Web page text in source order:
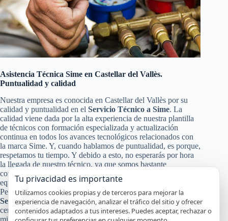
Asistencia Técnica Sime en Castellar del Vallès.
Puntualidad y calidad
Nuestra empresa es conocida en Castellar del Vallès por su
calidad y puntualidad en el Servicio Técnico a Sime. La
calidad viene dada por la alta experiencia de nuestra plantilla
de técnicos con formación especializada y actualización
continua en todos los avances tecnológicos relacionados con
la marca Sime. Y, cuando hablamos de puntualidad, es porque,
respetamos tu tiempo. Y debido a esto, no esperarás por hora
la llegada de nuestro técnico, ya que somos bastante
conocidos por nuestra puntualidad, para poder darte a ti y a tu
equipo Sime un servicio de calidad en Castellar del Vallès.
Pero no solo con eso nos conformamos nuestra calidad en el
Servicio Técnico y de Reparación Sime, también pasa por la
certificación de nuestros especialistas, nuestro servicio en el
Tu privacidad es importante
Utilizamos cookies propias y de terceros para mejorar la
experiencia de navegación, analizar el tráfico del sitio y ofrecer
contenidos adaptados a tus intereses. Puedes aceptar, rechazar o